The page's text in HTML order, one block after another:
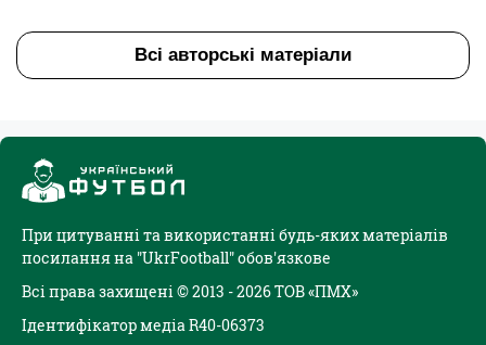
Всі авторські матеріали
При цитуванні та використанні будь-яких матеріалів
посилання на "UkrFootball" обов'язкове
Всі права захищені © 2013 - 2026 ТОВ «ПМХ»
Ідентифікатор медіа R40-06373